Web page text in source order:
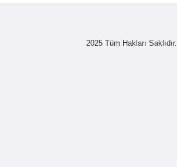
2025 Tüm Hakları Saklıdır.